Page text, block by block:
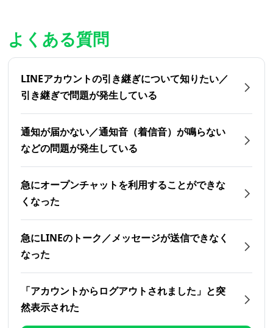
よくある質問
LINEアカウントの引き継ぎについて知りたい／
引き継ぎで問題が発生している
通知が届かない／通知音（着信音）が鳴らない
などの問題が発生している
急にオープンチャットを利用することができな
くなった
急にLINEのトーク／メッセージが送信できなく
なった
「アカウントからログアウトされました」と突
然表示された